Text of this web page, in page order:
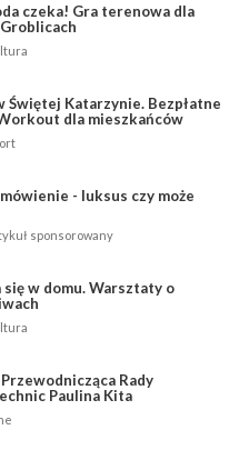
czeka! Gra terenowa dla
Świętej Katarzynie. Bezpłatne
dla mieszkańców
- luksus czy może
sponsorowany
w domu. Warsztaty o
Rady
Paulina Kita